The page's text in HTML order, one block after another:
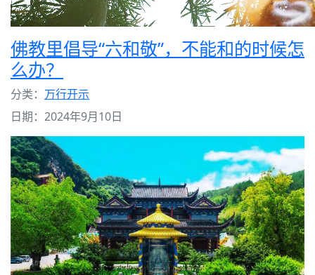
佛教里倡导“六和敬”，不能和的时候怎
么办？
分类： 万行开示
日期：2024年9月10日